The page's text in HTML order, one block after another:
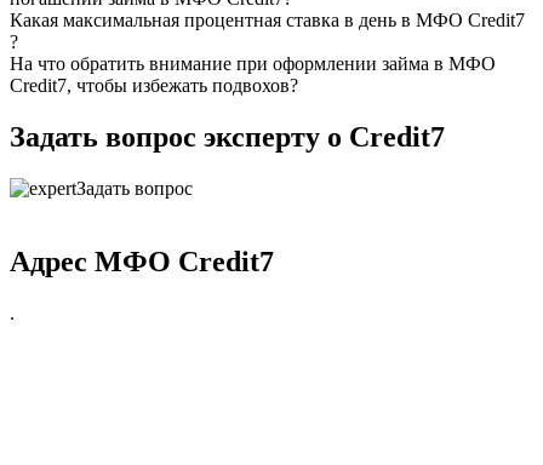
Какая максимальная процентная ставка в день в МФО Credit7
?
На что обратить внимание при оформлении займа в МФО
Credit7, чтобы избежать подвохов?
Задать вопрос эксперту о Credit7
Задать вопрос
Адрес МФО Credit7
.